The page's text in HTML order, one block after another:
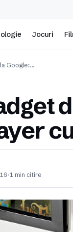
Jocuri
Google:…
·1 min citire